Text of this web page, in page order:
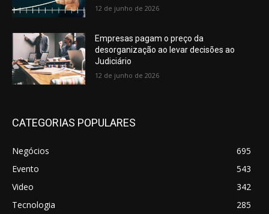
12 de junho de 2026
Empresas pagam o preço da
desorganização ao levar decisões ao
Judiciário
12 de junho de 2026
CATEGORIAS POPULARES
Negócios
695
Evento
543
Video
342
Tecnologia
285